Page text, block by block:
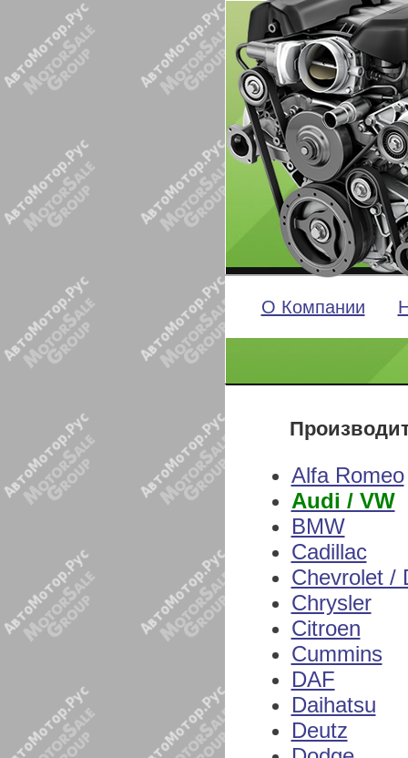
О Компании
Alfa Romeo
Audi / VW
BMW
Cadillac
Chevrolet /
Chrysler
Citroen
Cummins
DAF
Daihatsu
Deutz